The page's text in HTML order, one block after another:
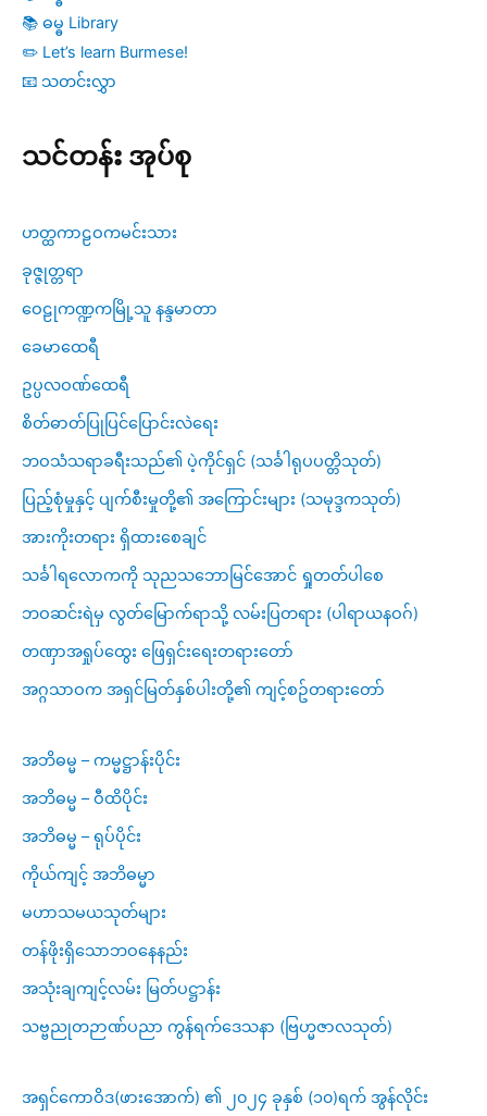
📚 ဓမ္ဓ Library
✏️ Let’s learn Burmese!
📧 သတင်းလွှာ
သင်တန်း အုပ်စု
ဟတ္ထကာဠဝကမင်းသား
ခုဇ္ဇုတ္တရာ
ဝေဠုကဏ္ဍကမြို့သူ နန္ဒမာတာ
ခေမာထေရီ
ဥပ္ပလဝဏ်ထေရီ
စိတ်ဓာတ်ပြုပြင်ပြောင်းလဲရေး
ဘဝသံသရာခရီးသည်၏ ပဲ့ကိုင်ရှင် (သင်္ခါရုပပတ္တိသုတ်)
ပြည့်စုံမှုနှင့် ပျက်စီးမှုတို့၏ အကြောင်းများ (သမုဒ္ဒကသုတ်)
အားကိုးတရား ရှိထားစေချင်
သင်္ခါရလောကကို သုညသဘောမြင်အောင် ရှုတတ်ပါစေ
ဘဝဆင်းရဲမှ လွတ်မြောက်ရာသို့ လမ်းပြတရား (ပါရာယနဝဂ်)
တဏှာအရှုပ်ထွေး ဖြေရှင်းရေးတရားတော်
အဂ္ဂသာဝက အရှင်မြတ်နှစ်ပါးတို့၏ ကျင့်စဥ်တရားတော်
အဘိဓမ္မ – ကမ္မဋ္ဌာန်းပိုင်း
အဘိဓမ္မ – ဝီထိပိုင်း
အဘိဓမ္မ – ရုပ်ပိုင်း
ကိုယ်ကျင့် အဘိဓမ္မာ
မဟာသမယသုတ်များ
တန်ဖိုးရှိသောဘဝနေနည်း
အသုံးချကျင့်လမ်း မြတ်ပဋ္ဌာန်း
သဗ္ဗညုတဉာဏ်ပညာ ကွန်ရက်ဒေသနာ (ဗြဟ္မဇာလသုတ်)
အရှင်ကောဝိဒ(ဖားအောက်) ၏ ၂၀၂၄ ခုနှစ် (၁၀)ရက် အွန်လိုင်း